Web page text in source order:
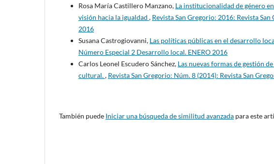
Rosa María Castillero Manzano, La institucionalidad de género
visión hacia la igualdad , Revista San Gregorio: 2016: Revista
2016
Susana Castrogiovanni, Las políticas públicas en el desarrollo
Número Especial 2 Desarrollo local. ENERO 2016
Carlos Leonel Escudero Sánchez, Las nuevas formas de gestión
cultural., Revista San Gregorio: Núm. 8 (2014): Revista San
También puede Iniciar una búsqueda de similitud avanzada para este